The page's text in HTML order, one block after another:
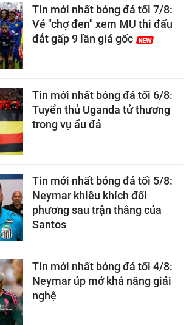
Tin mới nhất bóng đá tối 7/8:
Vé "chợ đen" xem MU thi đấu
đắt gấp 9 lần giá gốc
Tin mới nhất bóng đá tối 6/8:
Tuyển thủ Uganda tử thương
trong vụ ẩu đả
Tin mới nhất bóng đá tối 5/8:
Neymar khiêu khích đối
phương sau trận thắng của
Santos
Tin mới nhất bóng đá tối 4/8:
Neymar úp mở khả năng giải
nghệ